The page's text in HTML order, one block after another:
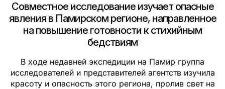
Совместное исследование изучает опасные
явления в Памирском регионе, направленное
на повышение готовности к стихийным
бедствиям
В ходе недавней экспедиции на Памир группа
исследователей и представителей агентств изучила
красоту и опасность этого региона, пролив свет на